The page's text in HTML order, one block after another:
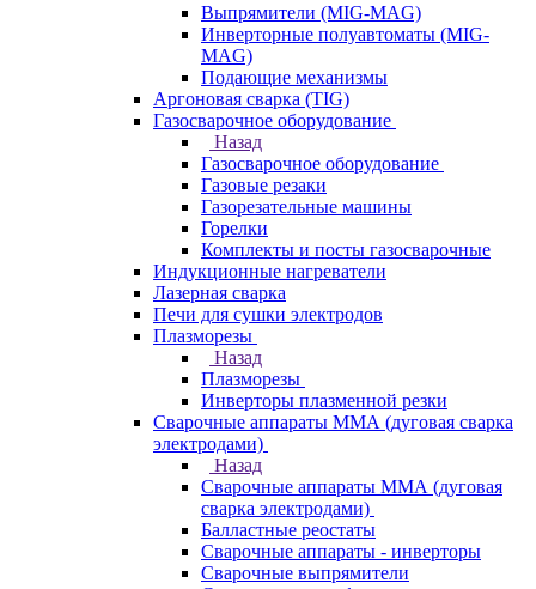
Выпрямители (MIG-MAG)
Инверторные полуавтоматы (MIG-
MAG)
Подающие механизмы
Аргоновая сварка (TIG)
Газосварочное оборудование
Назад
Газосварочное оборудование
Газовые резаки
Газорезательные машины
Горелки
Комплекты и посты газосварочные
Индукционные нагреватели
Лазерная сварка
Печи для сушки электродов
Плазморезы
Назад
Плазморезы
Инверторы плазменной резки
Сварочные аппараты ММА (дуговая сварка
электродами)
Назад
Сварочные аппараты ММА (дуговая
сварка электродами)
Балластные реостаты
Сварочные аппараты - инверторы
Сварочные выпрямители